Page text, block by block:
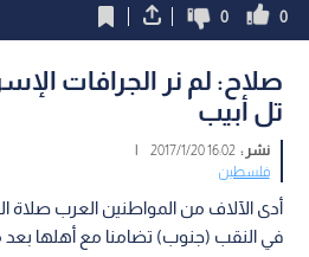
0
0
صلاح: لم نر الجرافات
تل أبيب
نشر :16:02 2017/1/20
|
فلسطين
أدى الآلاف من المواطنين العرب صلاة
في النقب (جنوب) تضامنا مع أهلها